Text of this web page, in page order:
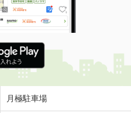
月極駐車場